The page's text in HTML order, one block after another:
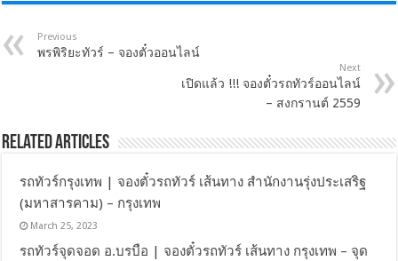
Previous
พรพิริยะทัวร์ – จองตั๋วออนไลน์
Next
เปิดแล้ว !!! จองตั๋วรถทัวร์ออนไลน์
– สงกรานต์ 2559
Related Articles
รถทัวร์กรุงเทพ | จองตั๋วรถทัวร์ เส้นทาง สำนักงานรุ่งประเสริฐ
(มหาสารคาม) – กรุงเทพ
March 25, 2023
รถทัวร์จุดจอด อ.บรบือ | จองตั๋วรถทัวร์ เส้นทาง กรุงเทพ – จุด